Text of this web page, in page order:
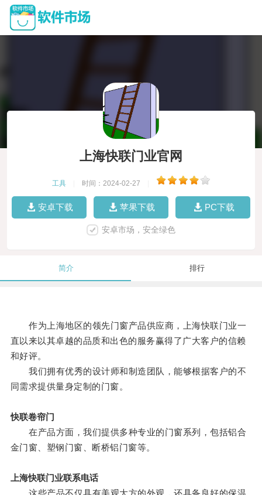
上海快联门业官网
工具 时间：2024-02-27
安卓下载 苹果下载 PC下载
安卓市场，安全绿色
简介 排行
作为上海地区的领先门窗产品供应商，上海快联门业一
直以来以其卓越的品质和出色的服务赢得了广大客户的信赖
和好评。
我们拥有优秀的设计师和制造团队，能够根据客户的不
同需求提供量身定制的门窗。
快联卷帘门
在产品方面，我们提供多种专业的门窗系列，包括铝合
金门窗、塑钢门窗、断桥铝门窗等。
上海快联门业联系电话